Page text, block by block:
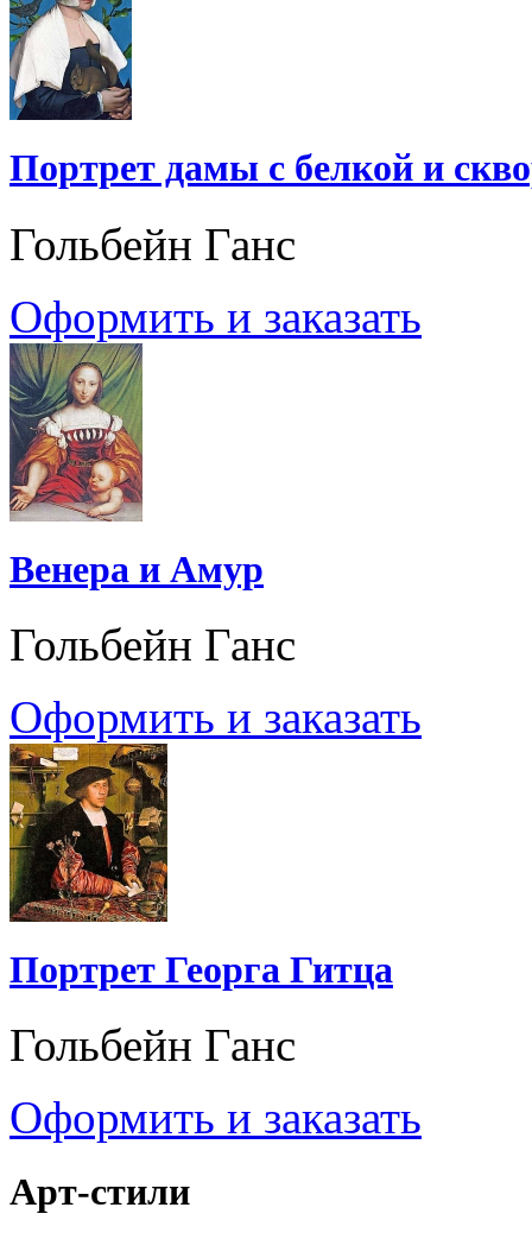
Портрет дамы с белкой и
Гольбейн Ганс
Оформить и заказать
Венера и Амур
Гольбейн Ганс
Оформить и заказать
Портрет Георга Гитца
Гольбейн Ганс
Оформить и заказать
Арт-стили